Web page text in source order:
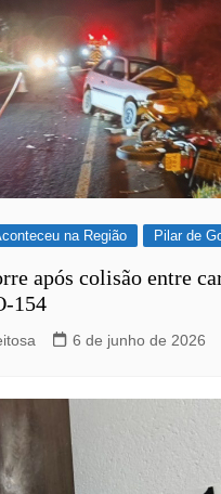
na Região Pilar de
após colisão entre
154
6 de junho de 2026